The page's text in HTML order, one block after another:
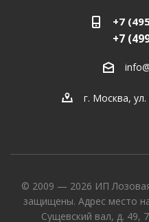
+7
+7
г. Москва,
© 2009 — 2026 ИП
защищены. Адрес место
Сущевский вал, д. 49,